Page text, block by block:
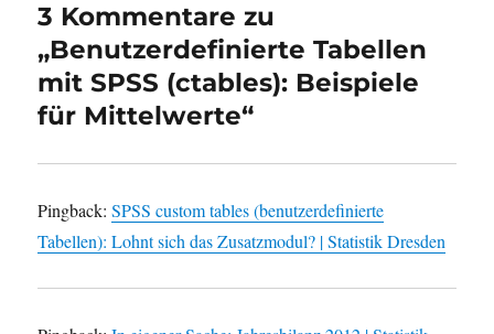
3 Kommentare zu
„Benutzerdefinierte Tabellen
mit SPSS (ctables): Beispiele
für Mittelwerte“
Pingback:SPSS custom tables (benutzerdefinierte
Tabellen): Lohnt sich das Zusatzmodul? | Statistik Dresden